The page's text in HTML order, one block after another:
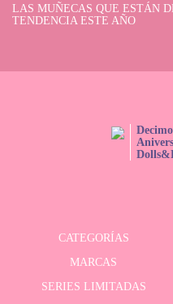
LAS MUÑECAS QUE ESTÁN
TENDENCIA ESTE AÑO
CATEGORÍAS
MARCAS
SERIES LIMITADAS